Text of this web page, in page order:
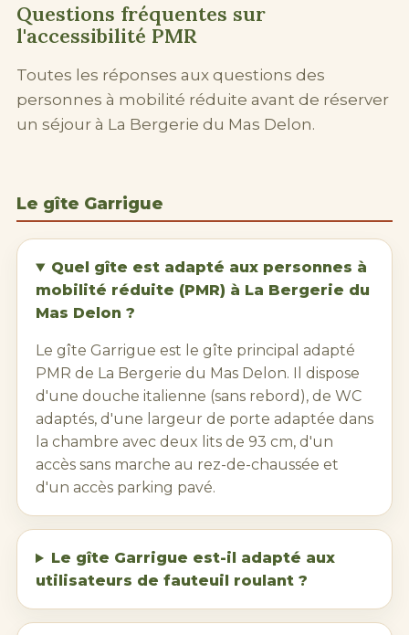
Questions fréquentes sur
l'accessibilité PMR
Toutes les réponses aux questions des
personnes à mobilité réduite avant de réserver
un séjour à La Bergerie du Mas Delon.
Le gîte Garrigue
Quel gîte est adapté aux personnes à
mobilité réduite (PMR) à La Bergerie du
Mas Delon ?
Le gîte Garrigue est le gîte principal adapté
PMR de La Bergerie du Mas Delon. Il dispose
d'une douche italienne (sans rebord), de WC
adaptés, d'une largeur de porte adaptée dans
la chambre avec deux lits de 93 cm, d'un
accès sans marche au rez-de-chaussée et
d'un accès parking pavé.
Le gîte Garrigue est-il adapté aux
utilisateurs de fauteuil roulant ?